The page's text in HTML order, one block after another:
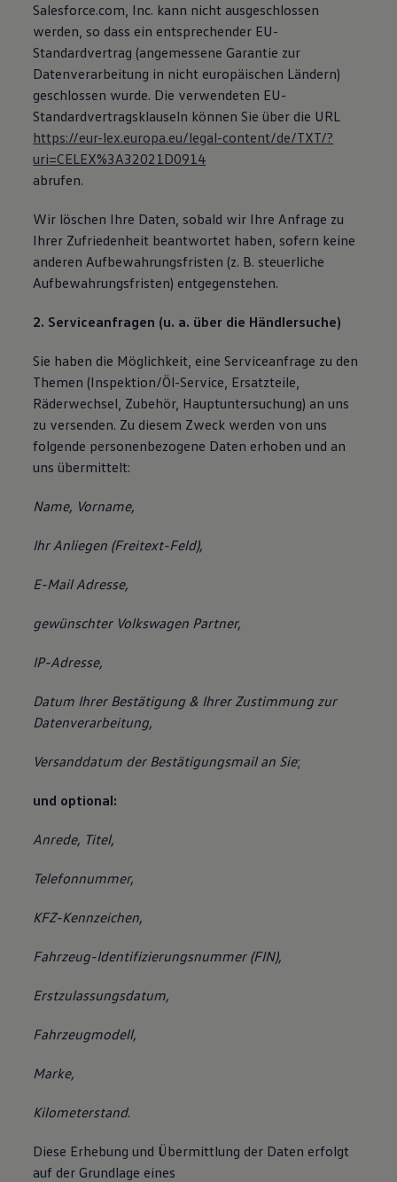
Salesforce.com, Inc. kann nicht ausgeschlossen
werden, so dass ein entsprechender EU-
Standardvertrag (angemessene Garantie zur
Datenverarbeitung in nicht europäischen Ländern)
geschlossen wurde. Die verwendeten EU-
Standardvertragsklauseln können Sie über die URL
https://eur-lex.europa.eu/legal-content/de/TXT/?
uri=CELEX%3A32021D0914
abrufen.
Wir löschen Ihre Daten, sobald wir Ihre Anfrage zu
Ihrer Zufriedenheit beantwortet haben, sofern keine
anderen Aufbewahrungsfristen (z. B. steuerliche
Aufbewahrungsfristen) entgegenstehen.
2. Serviceanfragen (u. a. über die Händlersuche)
Sie haben die Möglichkeit, eine Serviceanfrage zu den
Themen (Inspektion/Öl-Service, Ersatzteile,
Räderwechsel, Zubehör, Hauptuntersuchung) an uns
zu versenden. Zu diesem Zweck werden von uns
folgende personenbezogene Daten erhoben und an
uns übermittelt:
Name, Vorname,
Ihr Anliegen (Freitext-Feld),
E-Mail Adresse,
gewünschter Volkswagen Partner,
IP-Adresse,
Datum Ihrer Bestätigung & Ihrer Zustimmung zur
Datenverarbeitung,
Versanddatum der Bestätigungsmail an Sie;
und optional:
Anrede, Titel,
Telefonnummer,
KFZ-Kennzeichen,
Fahrzeug-Identifizierungsnummer (FIN),
Erstzulassungsdatum,
Fahrzeugmodell,
Marke,
Kilometerstand.
Diese Erhebung und Übermittlung der Daten erfolgt
auf der Grundlage eines